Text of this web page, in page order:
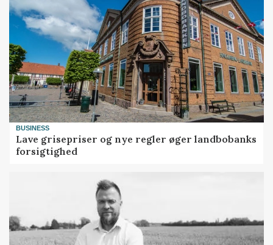
BUSINESS
Lave grisepriser og nye regler øger landbobanks
forsigtighed